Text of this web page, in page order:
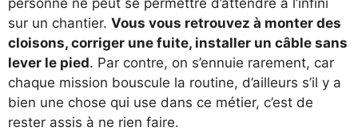
sur un chantier. Vous vous retrouvez à monter des
cloisons, corriger une fuite, installer un câble sans
lever le pied. Par contre, on s’ennuie rarement, car
chaque mission bouscule la routine, d’ailleurs s’il y a
bien une chose qui use dans ce métier, c’est de
rester assis à ne rien faire.